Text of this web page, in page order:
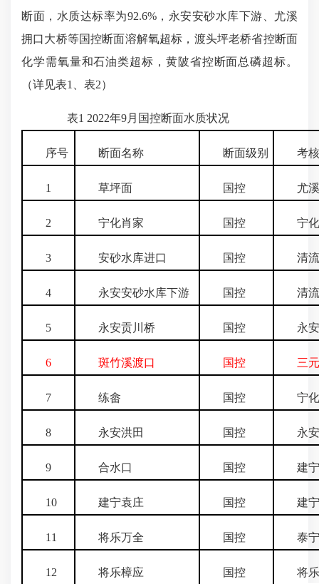
断面，水质达标率为92.6%，永安安砂水库下游、尤溪
拥口大桥等国控断面溶解氧超标，渡头坪老桥省控断面
化学需氧量和石油类超标，黄陂省控断面总磷超标。
（详见表1、表2）
表1 2022年9月国控断面水质状况
序号 断面名称 断面级别 考核
1 草坪面 国控 尤溪
2 宁化肖家 国控 宁化
3 安砂水库进口 国控 清流
4 永安安砂水库下游 国控 清流
5 永安贡川桥 国控 永安
6 斑竹溪渡口 国控 三元
7 练畲 国控 宁化
8 永安洪田 国控 永安
9 合水口 国控 建宁
10 建宁袁庄 国控 建宁
11 将乐万全 国控 泰宁
12 将乐樟应 国控 将乐